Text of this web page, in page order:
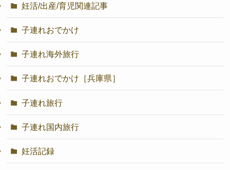
妊活/出産/育児関連記事
子連れおでかけ
子連れ海外旅行
子連れおでかけ［兵庫県］
子連れ旅行
子連れ国内旅行
妊活記録